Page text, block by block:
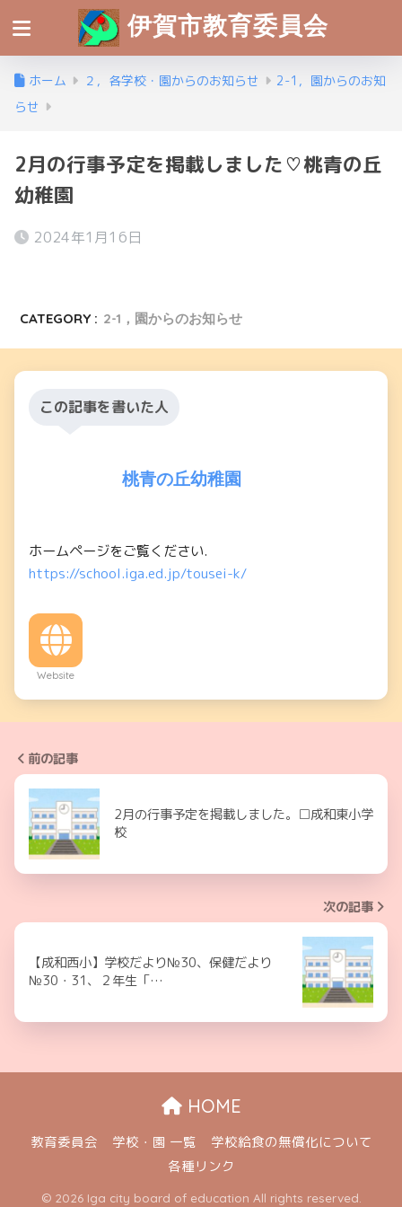
伊賀市教育委員会
ホーム ２，各学校・園からのお知らせ
2-1，園からのお知
らせ
2月の行事予定を掲載しました♡桃青の丘
幼稚園
2024年1月16日
CATEGORY : 2-1，園からのお知らせ
この記事を書いた人
桃青の丘幼稚園
ホームページをご覧ください.
https://school.iga.ed.jp/tousei-k/
Website
前の記事
2月の行事予定を掲載しました。□成和東小学
校
次の記事
【成和西小】学校だより№30、保健だより
№30・31、２年生「…
HOME
教育委員会 学校・園 一覧
学校給食の無償化について
各種リンク
© 2026 Iga city board of education All rights reserved.